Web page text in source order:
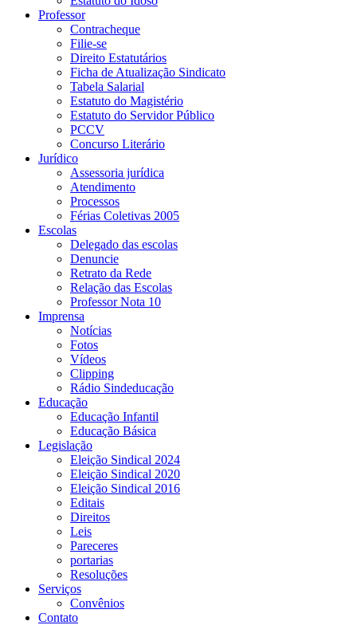
Professor
Contracheque
Filie-se
Direito Estatutários
Ficha de Atualização Sindicato
Tabela Salarial
Estatuto do Magistério
Estatuto do Servidor Público
PCCV
Concurso Literário
Jurídico
Assessoria jurídica
Atendimento
Processos
Férias Coletivas 2005
Escolas
Delegado das escolas
Denuncie
Retrato da Rede
Relação das Escolas
Professor Nota 10
Imprensa
Notícias
Fotos
Vídeos
Clipping
Rádio Sindeducação
Educação
Educação Infantil
Educação Básica
Legislação
Eleição Sindical 2024
Eleição Sindical 2020
Eleição Sindical 2016
Editais
Direitos
Leis
Pareceres
portarias
Resoluções
Serviços
Convênios
Contato